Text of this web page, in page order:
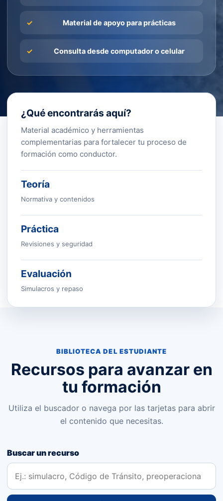
Material de apoyo para prácticas
Consulta desde computador o celular
¿Qué encontrarás aquí?
Material académico y herramientas
complementarias para fortalecer tu proceso de
formación como conductor.
Teoría
Normativa y contenidos
Práctica
Revisiones y seguridad
Evaluación
Simulacros y repaso
BIBLIOTECA DEL ESTUDIANTE
Recursos para avanzar en
tu formación
Utiliza el buscador o navega por las tarjetas para abrir
el contenido que necesitas.
Buscar un recurso